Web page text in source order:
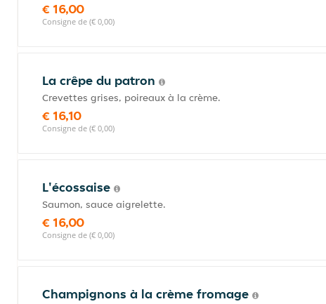
€ 16,00
Consigne de (€ 0,00)
La crêpe du patron
Crevettes grises, poireaux à la crème.
€ 16,10
Consigne de (€ 0,00)
L'écossaise
Saumon, sauce aigrelette.
€ 16,00
Consigne de (€ 0,00)
Champignons à la crème fromage